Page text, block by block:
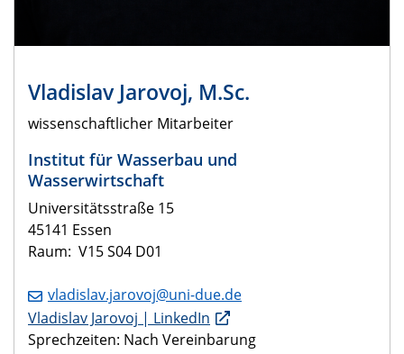
Vladislav Jarovoj, M.Sc.
wissenschaftlicher Mitarbeiter
Institut für Wasserbau und
Wasserwirtschaft
Universitätsstraße 15
45141 Essen
Raum: V15 S04 D01
vladislav.jarovoj@uni-due.de
Vladislav Jarovoj | LinkedIn
Sprechzeiten: Nach Vereinbarung